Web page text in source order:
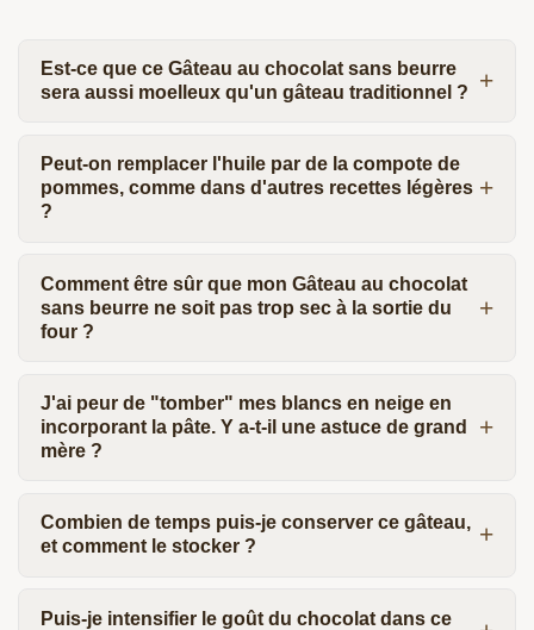
Est-ce que ce Gâteau au chocolat sans beurre
sera aussi moelleux qu'un gâteau traditionnel ?
Peut-on remplacer l'huile par de la compote de
pommes, comme dans d'autres recettes légères
?
Comment être sûr que mon Gâteau au chocolat
sans beurre ne soit pas trop sec à la sortie du
four ?
J'ai peur de "tomber" mes blancs en neige en
incorporant la pâte. Y a-t-il une astuce de grand
mère ?
Combien de temps puis-je conserver ce gâteau,
et comment le stocker ?
Puis-je intensifier le goût du chocolat dans ce